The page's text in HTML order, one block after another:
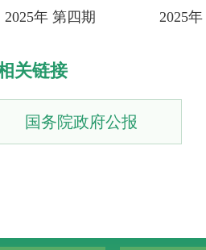
2025年 第四期 2025
关链接
国务院政府公报